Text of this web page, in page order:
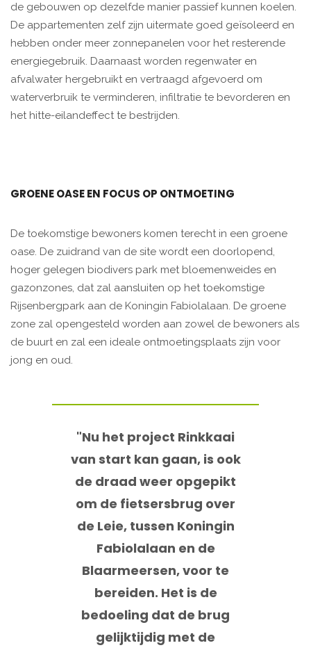
de gebouwen op dezelfde manier passief kunnen koelen.
De appartementen zelf zijn uitermate goed geïsoleerd en
hebben onder meer zonnepanelen voor het resterende
energiegebruik. Daarnaast worden regenwater en
afvalwater hergebruikt en vertraagd afgevoerd om
waterverbruik te verminderen, infiltratie te bevorderen en
het hitte-eilandeffect te bestrijden.
GROENE OASE EN FOCUS OP ONTMOETING
De toekomstige bewoners komen terecht in een groene
oase. De zuidrand van de site wordt een doorlopend,
hoger gelegen biodivers park met bloemenweides en
gazonzones, dat zal aansluiten op het toekomstige
Rijsenbergpark aan de Koningin Fabiolalaan. De groene
zone zal opengesteld worden aan zowel de bewoners als
de buurt en zal een ideale ontmoetingsplaats zijn voor
jong en oud.
"Nu het project Rinkkaai
van start kan gaan, is ook
de draad weer opgepikt
om de fietsersbrug over
de Leie, tussen Koningin
Fabiolalaan en de
Blaarmeersen, voor te
bereiden. Het is de
bedoeling dat de brug
gelijktijdig met de